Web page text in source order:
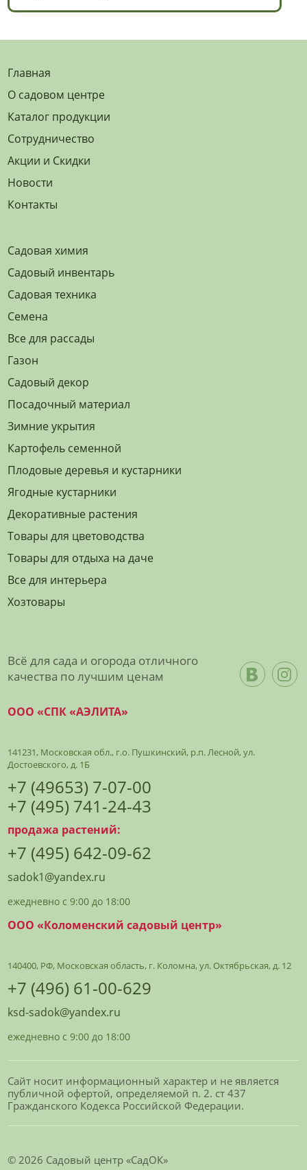
Главная
О садовом центре
Каталог продукции
Сотрудничество
Акции и Скидки
Новости
Контакты
Садовая химия
Садовый инвентарь
Садовая техника
Семена
Все для рассады
Газон
Садовый декор
Посадочный материал
Зимние укрытия
Картофель семенной
Плодовые деревья и кустарники
Ягодные кустарники
Декоративные растения
Товары для цветоводства
Товары для отдыха на даче
Все для интерьера
Хозтовары
Всё для сада и огорода отличного
качества по лучшим ценам
ООО «СПК «АЭЛИТА»
141231, Московская обл., г.о. Пушкинский, р.п. Лесной, ул.
Достоевского, д. 1Б
+7 (49653) 7-07-00
+7 (495) 741-24-43
продажа растений:
+7 (495) 642-09-62
sadok1@yandex.ru
ежедневно с 9:00 до 18:00
ООО «Коломенский садовый центр»
140400, РФ, Московская область, г. Коломна, ул. Октябрьская, д. 12
+7 (496) 61-00-629
ksd-sadok@yandex.ru
ежедневно с 9:00 до 18:00
Сайт носит информационный характер и не является
публичной офертой, определяемой п. 2. ст 437
Гражданского Кодекса Российской Федерации.
© 2026 Садовый центр «СадОК»